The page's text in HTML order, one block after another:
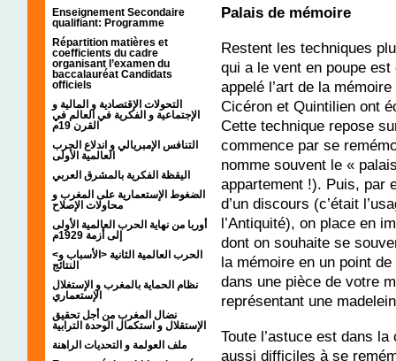
Enseignement Secondaire
qualifiant: Programme
Répartition matières et
coefficients du cadre
organisant l’examen du
baccalauréat Candidats
officiels
التحولات الإقتصادية و المالية و
الإجتماعية و الفكرية في العالم في
القرن 19م
التنافس الإمبريالي و اندلاع الحرب
العالمية الأولى
اليقظة الفكرية بالمشرق العربي
الضغوط الإستعمارية على المغرب و
محاولات الإصلاح
أوربا من نهاية الحرب العالمية الأولى
إلى أزمة 1929م
<الحرب العالمية الثانية <الأسباب و
النتائج
نظام الحماية بالمغرب و الإستغلال
الإستعماري
نضال المغرب من أجل تحقيق
الإستقلال و استكمال الوحدة الترابية
ملف العولمة و التحديات الراهنة
Palais de mémoire
Restent les techniques
qui a le vent en poupe est
appelé l’art de la
Cicéron et Quintilien ont
Cette technique repose
commence par se
nomme souvent le «
appartement !). Puis, par
d’un discours (c’était
l’Antiquité), on place en
dont on souhaite se
la mémoire en un point
dans une pièce de votre
représentant une
Toute l’astuce est dans
aussi difficiles à se